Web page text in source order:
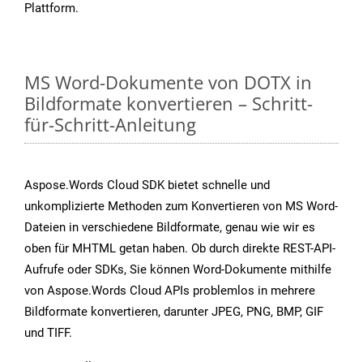
Plattform.
MS Word-Dokumente von DOTX in
Bildformate konvertieren – Schritt-
für-Schritt-Anleitung
Aspose.Words Cloud SDK bietet schnelle und
unkomplizierte Methoden zum Konvertieren von MS Word-
Dateien in verschiedene Bildformate, genau wie wir es
oben für MHTML getan haben. Ob durch direkte REST-API-
Aufrufe oder SDKs, Sie können Word-Dokumente mithilfe
von Aspose.Words Cloud APIs problemlos in mehrere
Bildformate konvertieren, darunter JPEG, PNG, BMP, GIF
und TIFF.